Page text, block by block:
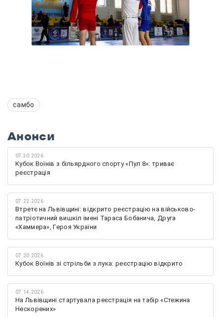
самбо
Анонси
07.30.2026
Кубок Воїнів з більярдного спорту «Пул 8»: триває
реєстрація
07.22.2026
Втретє на Львівщині: відкрито реєстрацію на військово-
патріотичний вишкіл імені Тараса Бобанича, Друга
«Хаммера», Героя України
07.20.2026
Кубок Воїнів зі стрільби з лука: реєстрацію відкрито
07.14.2026
На Львівщині стартувала реєстрація на табір «Стежина
Нескорених»